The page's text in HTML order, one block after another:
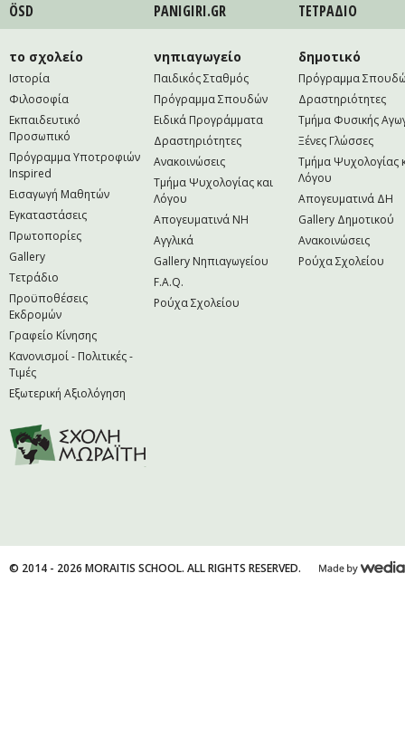
ÖSD PANIGIRI.GR ΤΕΤΡAΔΙΟ
το σχολείο
Ιστορία
Φιλοσοφία
Εκπαιδευτικό
Προσωπικό
Πρόγραμμα Υποτροφιών
Inspired
Εισαγωγή Μαθητών
Εγκαταστάσεις
Πρωτοπορίες
Gallery
Τετράδιο
Προϋποθέσεις
Εκδρομών
Γραφείο Κίνησης
Κανονισμοί - Πολιτικές -
Τιμές
Εξωτερική Αξιολόγηση
νηπιαγωγείο
Παιδικός Σταθμός
Πρόγραμμα Σπουδών
Ειδικά Προγράμματα
Δραστηριότητες
Ανακοινώσεις
Τμήμα Ψυχολογίας και
Λόγου
Απογευματινά NH
Αγγλικά
Gallery Νηπιαγωγείου
F.A.Q.
Ρούχα Σχολείου
δημοτικό
Πρόγραμμα
Δραστηριότητες
Τμήμα Φυσικής
Ξένες Γλώσσες
Τμήμα Ψυχολογίας
Λόγου
Απογευματινά ΔΗ
Gallery Δημοτικού
Ανακοινώσεις
Ρούχα Σχολείου
© 2014 - 2026 MORAITIS SCHOOL. ALL RIGHTS RESERVED.